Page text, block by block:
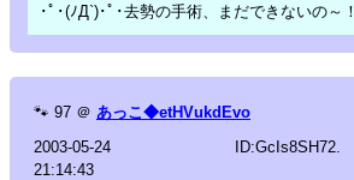
･ﾟ･(ﾉД`)･ﾟ･去勢の手術、まだできないの～！
🐾 97 ＠ あっこ◆etHVukdEvo
2003-05-24
21:14:43
ID:GcIs8SH72.